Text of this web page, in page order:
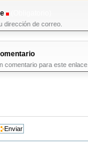
dirección de correo.
comentario para este enlace.